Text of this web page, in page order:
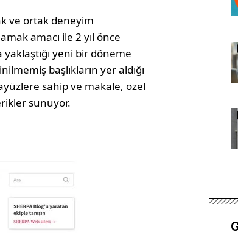
ve ortak deneyim
amacı ile 2 yıl önce
yeni bir döneme
başlıkların yer aldığı
sahip ve makale, özel
sunuyor.